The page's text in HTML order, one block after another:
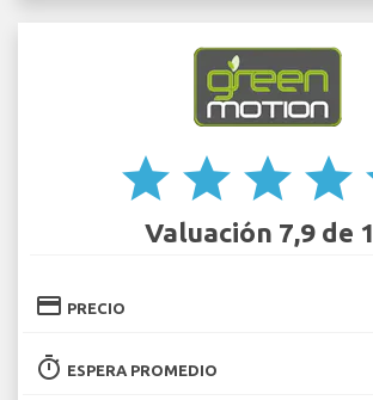
star star star star
Valuación 7,9 de
credit_card PRECIO
timer ESPERA PROMEDIO